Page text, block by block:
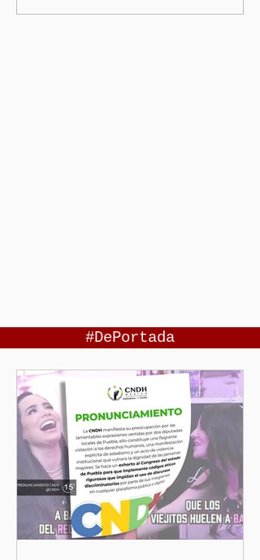
#DePortada